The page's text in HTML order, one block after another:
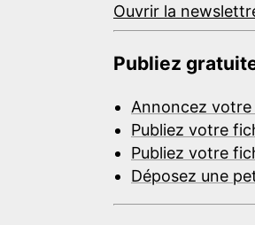
Ouvrir la
Publiez
Annoncez
Publiez votre
Publiez votre
Déposez une